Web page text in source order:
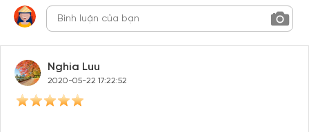
Nghia Luu
2020-05-22 17:22:52